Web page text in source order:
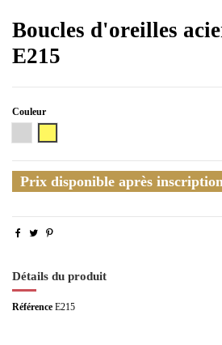
Boucles d'oreilles
E215
Couleur
Prix disponible après inscription
Détails du produit
Référence E215